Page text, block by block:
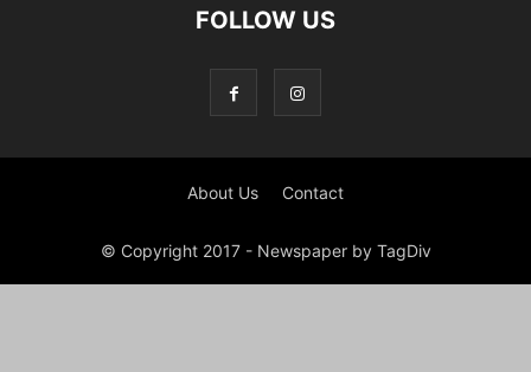
FOLLOW US
About Us Contact
© Copyright 2017 - Newspaper by TagDiv